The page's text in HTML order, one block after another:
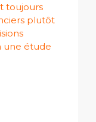
toujours
plutôt
une étude